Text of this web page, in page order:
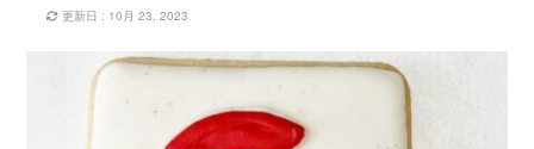
更新日 : 10月 23, 2023